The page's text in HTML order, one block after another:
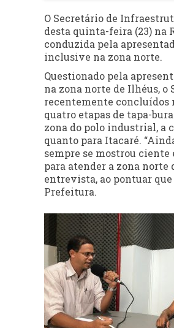
O Secretário de
desta quinta-feira (23) na
conduzida pela
inclusive na zona norte.
Questionado pela
na zona norte de Ilhéus, o
recentemente concluídos
quatro etapas de tapa-
zona do polo industrial, a
quanto para Itacaré.
sempre se mostrou ciente
para atender a zona norte
entrevista, ao pontuar que
Prefeitura.